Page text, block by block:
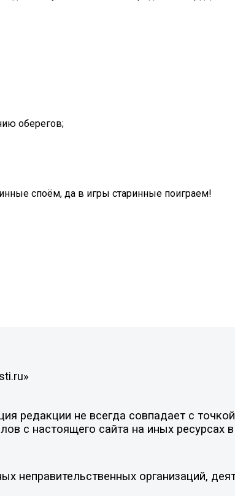
оберегов;
споём, да в игры старинные поиграем!
редакции не всегда совпадает с
с настоящего сайта на иных ресурсах
неправительственных организаций,